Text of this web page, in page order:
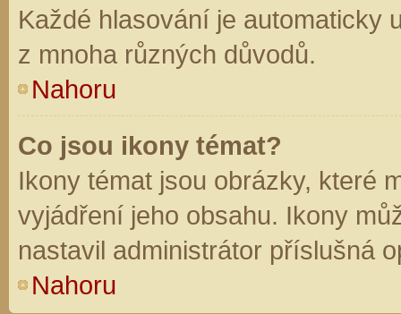
Každé hlasování je automaticky
z mnoha různých důvodů.
Nahoru
Co jsou ikony témat?
Ikony témat jsou obrázky, které
vyjádření jeho obsahu. Ikony
nastavil administrátor příslušná
Nahoru